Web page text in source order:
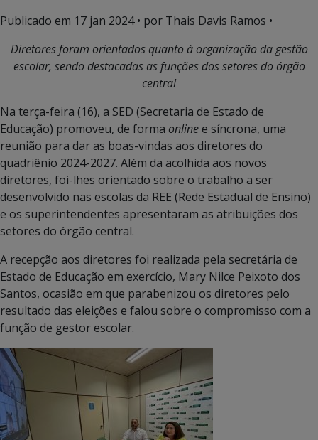
Publicado em 17 jan 2024• por Thais Davis Ramos •
Diretores foram orientados quanto à organização da gestão
escolar, sendo destacadas as funções dos setores do órgão
central
Na terça-feira (16), a SED (Secretaria de Estado de
Educação) promoveu, de forma onlinee síncrona, uma
reunião para dar as boas-vindas aos diretores do
quadriênio 2024-2027. Além da acolhida aos novos
diretores, foi-lhes orientado sobre o trabalho a ser
desenvolvido nas escolas da REE (Rede Estadual de Ensino)
e os superintendentes apresentaram as atribuições dos
setores do órgão central.
A recepção aos diretores foi realizada pela secretária de
Estado de Educação em exercício, Mary Nilce Peixoto dos
Santos, ocasião em que parabenizou os diretores pelo
resultado das eleições e falou sobre o compromisso com a
função de gestor escolar.